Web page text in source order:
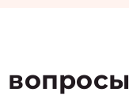
вопросы